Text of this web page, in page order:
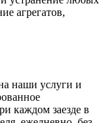
агрегатов,
наши услуги и
каждом заезде в